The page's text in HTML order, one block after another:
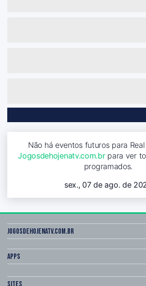
Não há eventos futuros para
Jogosdehojenatv.com.brpara ver
programados.
sex., 07 de ago. de
Jogosdehojenatv.com.br
Apps
Sites